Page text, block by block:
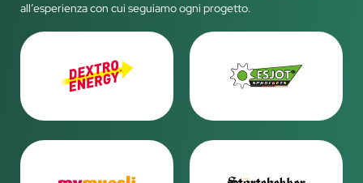
all’esperienza con cui seguiamo ogni progetto.